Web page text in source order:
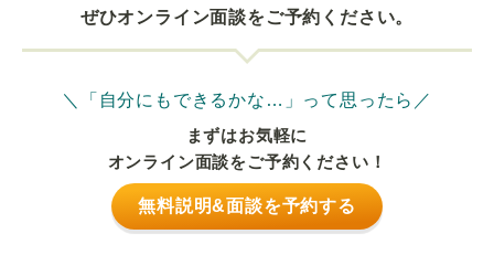
ぜひオンライン面談をご予約ください。
＼「自分にもできるかな…」って思ったら／
まずはお気軽に
オンライン面談をご予約ください！
無料説明&面談を予約する